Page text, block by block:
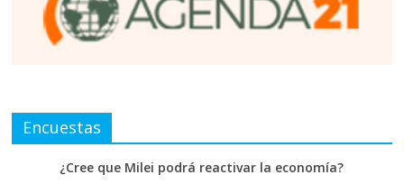
Encuestas
¿Cree que Milei podrá reactivar la economía?